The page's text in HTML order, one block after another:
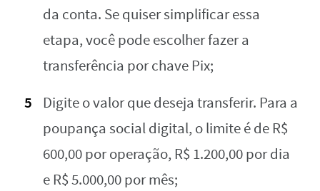
da conta. Se quiser simplificar essa
etapa, você pode escolher fazer a
transferência por chave Pix;
Digite o valor que deseja transferir. Para a
poupança social digital, o limite é de R$
600,00 por operação, R$ 1.200,00 por dia
e R$ 5.000,00 por mês;